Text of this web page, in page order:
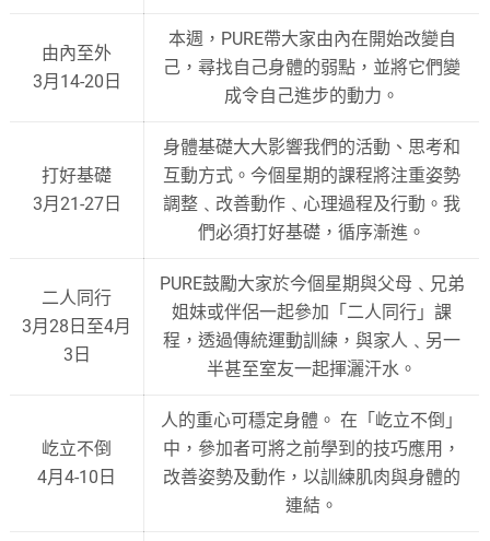
由內至外
3月14-20日
本週，PURE帶大家由內在開始改變自
己，尋找自己身體的弱點，並將它們變
成令自己進步的動力。
打好基礎
3月21-27日
身體基礎大大影響我們的活動、思考和
互動方式。今個星期的課程將注重姿勢
調整﹑改善動作﹑心理過程及行動。我
們必須打好基礎，循序漸進。
二人同行
3月28日至4月
3日
PURE鼓勵大家於今個星期與父母﹑兄弟
姐妹或伴侶一起參加「二人同行」課
程，透過傳統運動訓練，與家人﹑另一
半甚至室友一起揮灑汗水。
屹立不倒
4月4-10日
人的重心可穩定身體。 在「屹立不倒」
中，參加者可將之前學到的技巧應用，
改善姿勢及動作，以訓練肌肉與身體的
連結。